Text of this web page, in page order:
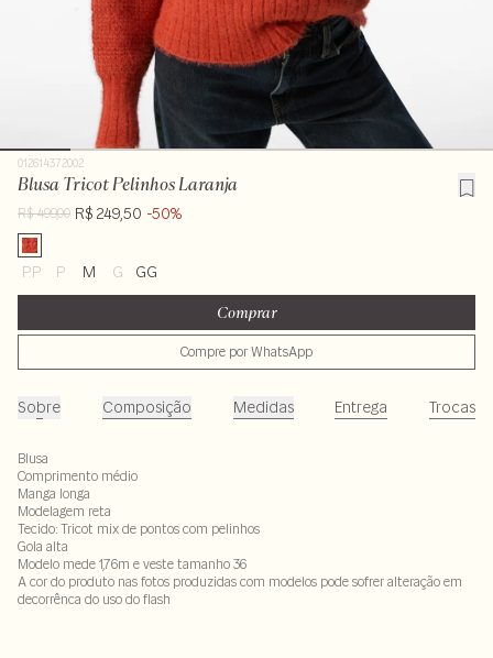
012614372002
Blusa Tricot Pelinhos Laranja
R$ 499,00 R$ 249,50 -50%
PP P M G GG
Comprar
Compre por WhatsApp
Sobre Composição Medidas Entrega Trocas
Blusa
Comprimento médio
Manga longa
Modelagem reta
Tecido: Tricot mix de pontos com pelinhos
Gola alta
Modelo mede 1,76m e veste tamanho 36
A cor do produto nas fotos produzidas com modelos pode sofrer alteração em
decorrênca do uso do flash